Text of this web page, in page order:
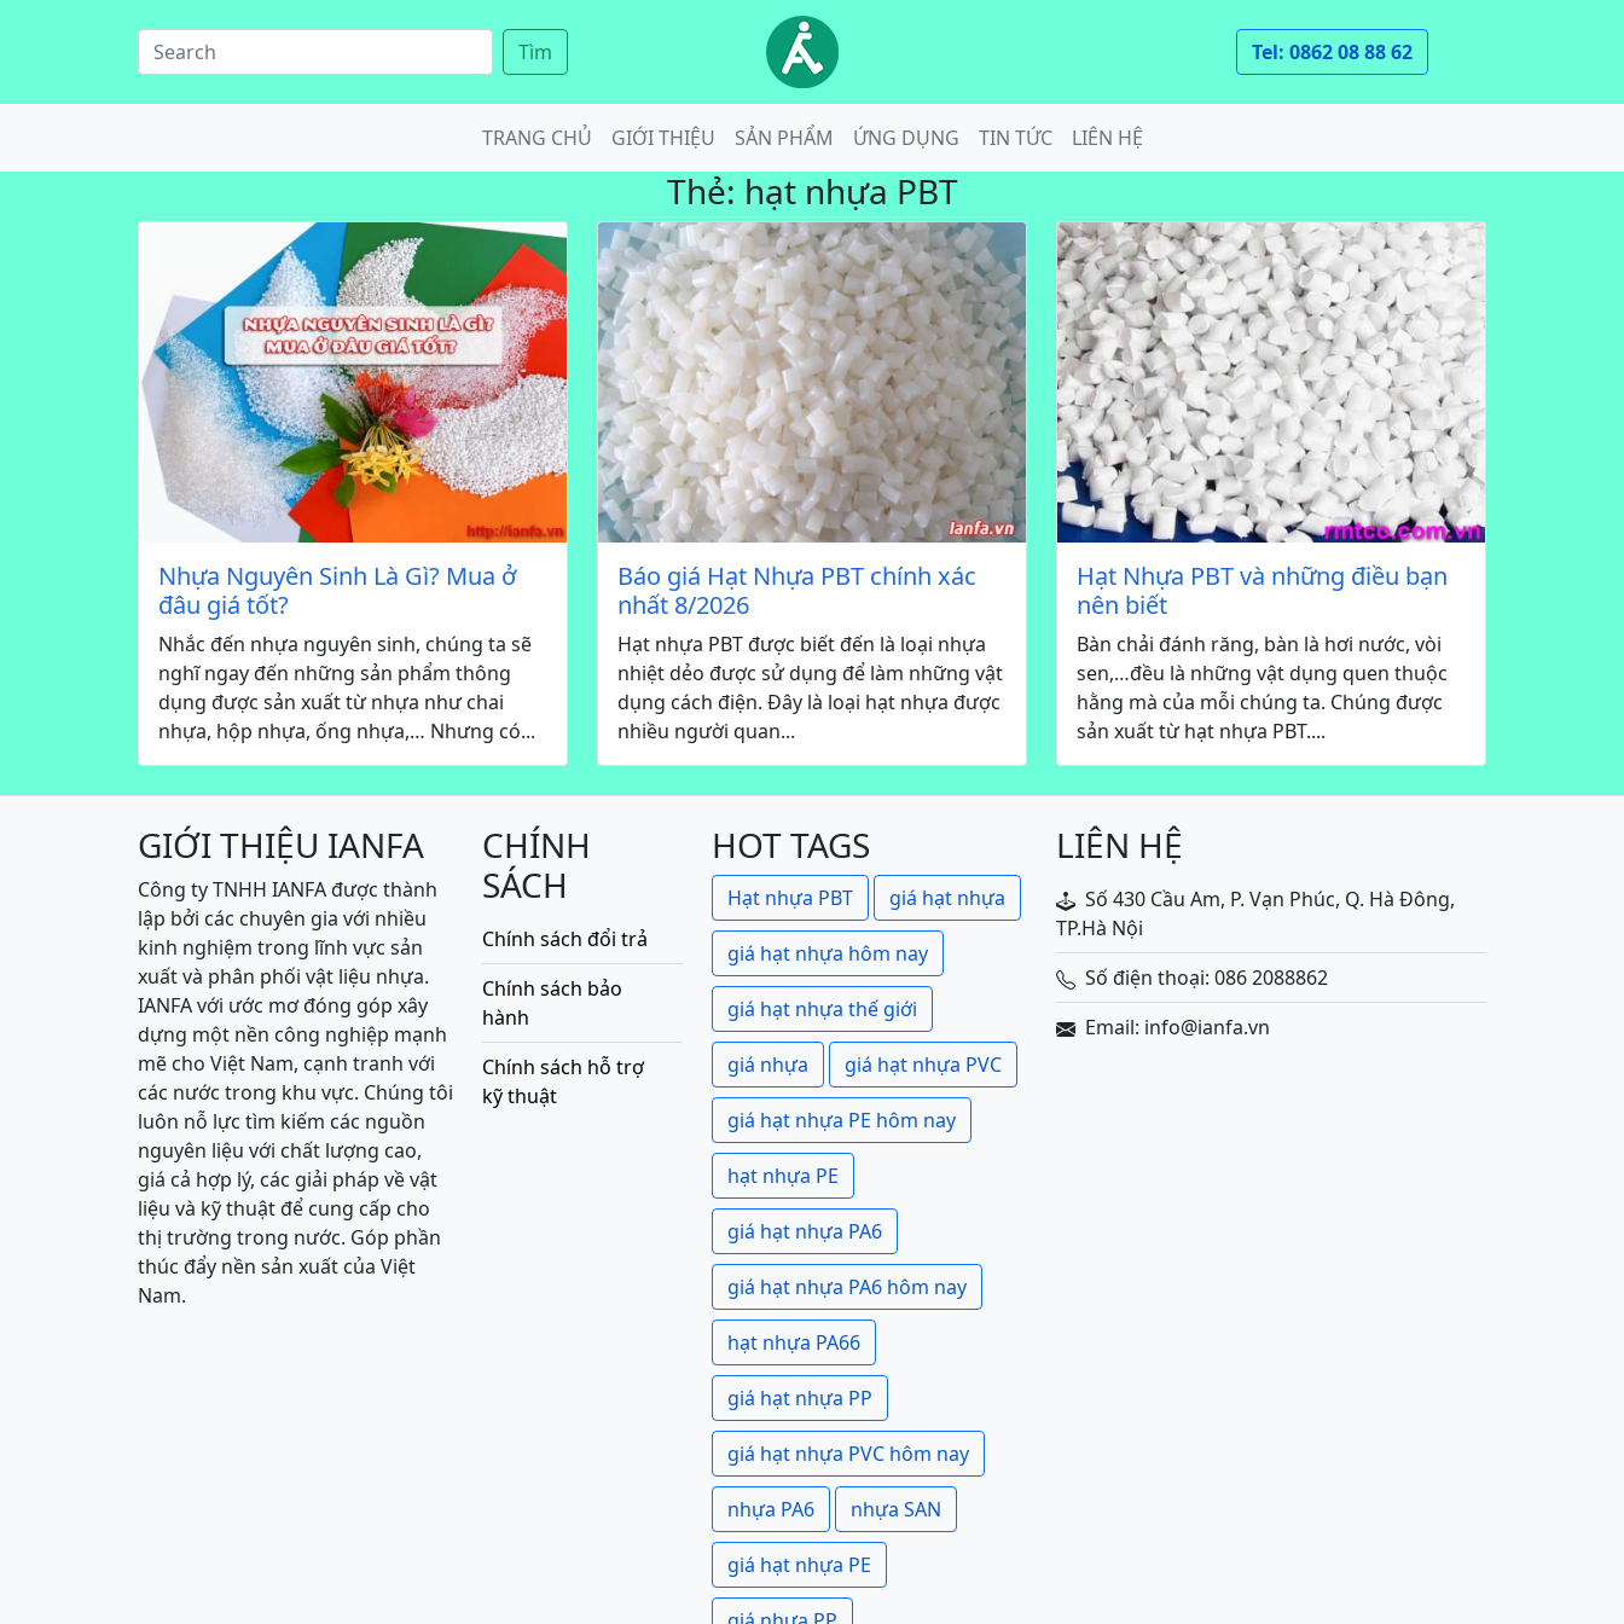
Tìm Tel: 0862 08 88 62
TRANG CHỦ GIỚI THIỆU SẢN PHẨM ỨNG DỤNG TIN TỨC LIÊN HỆ
Thẻ: hạt nhựa PBT
Nhựa Nguyên Sinh Là Gì? Mua ở
đâu giá tốt?
Nhắc đến nhựa nguyên sinh, chúng ta sẽ
nghĩ ngay đến những sản phẩm thông
dụng được sản xuất từ nhựa như chai
nhựa, hộp nhựa, ống nhựa,… Nhưng có...
Báo giá Hạt Nhựa PBT chính xác
nhất 8/2026
Hạt nhựa PBT được biết đến là loại nhựa
nhiệt dẻo được sử dụng để làm những vật
dụng cách điện. Đây là loại hạt nhựa được
nhiều người quan...
Hạt Nhựa PBT và những điều bạn
nên biết
Bàn chải đánh răng, bàn là hơi nước, vòi
sen,…đều là những vật dụng quen thuộc
hằng mà của mỗi chúng ta. Chúng được
sản xuất từ hạt nhựa PBT....
GIỚI THIỆU IANFA
Công ty TNHH IANFA được thành
lập bởi các chuyên gia với nhiều
kinh nghiệm trong lĩnh vực sản
xuất và phân phối vật liệu nhựa.
IANFA với ước mơ đóng góp xây
dựng một nền công nghiệp mạnh
mẽ cho Việt Nam, cạnh tranh với
các nước trong khu vực. Chúng tôi
luôn nỗ lực tìm kiếm các nguồn
nguyên liệu với chất lượng cao,
giá cả hợp lý, các giải pháp về vật
liệu và kỹ thuật để cung cấp cho
thị trường trong nước. Góp phần
thúc đẩy nền sản xuất của Việt
Nam.
CHÍNH
SÁCH
Chính sách đổi trả
Chính sách bảo
hành
Chính sách hỗ trợ
kỹ thuật
HOT TAGS
Hạt nhựa PBT giá hạt nhựa
giá hạt nhựa hôm nay
giá hạt nhựa thế giới
giá nhựa giá hạt nhựa PVC
giá hạt nhựa PE hôm nay
hạt nhựa PE
giá hạt nhựa PA6
giá hạt nhựa PA6 hôm nay
hạt nhựa PA66
giá hạt nhựa PP
giá hạt nhựa PVC hôm nay
nhựa PA6 nhựa SAN
giá hạt nhựa PE
LIÊN HỆ
Số 430 Cầu Am, P. Vạn Phúc, Q. Hà Đông,
TP.Hà Nội
Số điện thoại: 086 2088862
Email: info@ianfa.vn